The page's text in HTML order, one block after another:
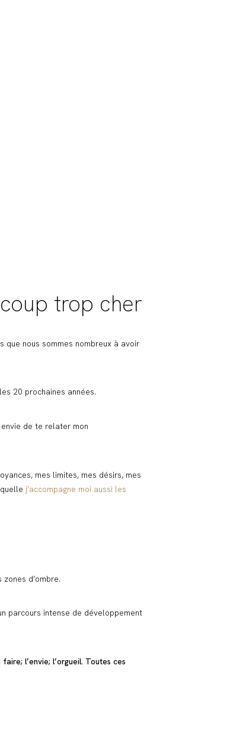
trop cher
que nous sommes nombreux à avoir
20 prochaines années.
envie de te relater mon
mes limites, mes désirs, mes
j’accompagne moi aussi les
d’ombre.
parcours intense de développement
l’envie; l’orgueil. Toutes ces